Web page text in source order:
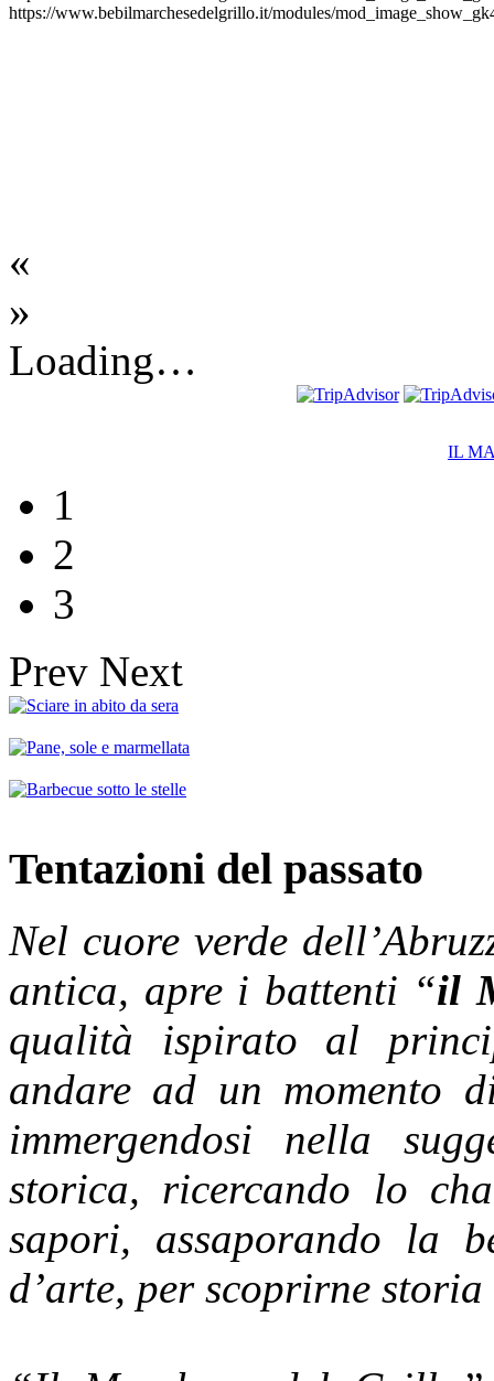
https://www.bebilmarchesedelgrillo.it/modules/
«
»
Loading…
IL
1
2
3
Prev Next
Tentazioni del passato
Nel cuore verde
antica, apre i battenti “il
qualità ispirato al
andare ad un momento
immergendosi nella
storica, ricercando lo
sapori, assaporando la
d’arte, per scoprirne